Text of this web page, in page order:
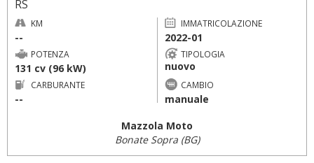
RS
KM
--
IMMATRICOLAZIONE
2022-01
POTENZA
131 cv (96 kW)
TIPOLOGIA
nuovo
CARBURANTE
--
CAMBIO
manuale
Mazzola Moto
Bonate Sopra (BG)